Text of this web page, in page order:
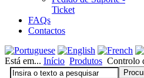
Ticket
FAQs
Contactos
Está em... Início Produtos Controlo